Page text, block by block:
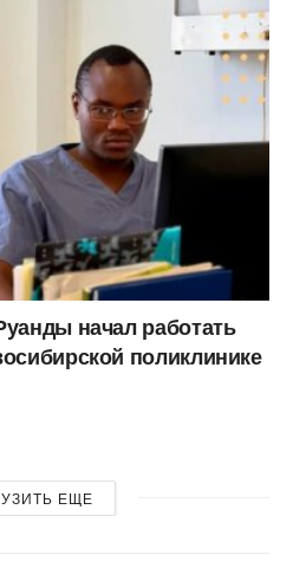
начал работать
поликлинике
ЕЩЕ